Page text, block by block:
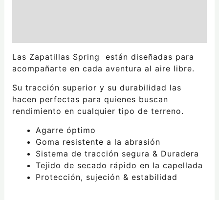
Las Zapatillas Spring están diseñadas para
acompañarte en cada aventura al aire libre.
Su tracción superior y su durabilidad las
hacen perfectas para quienes buscan
rendimiento en cualquier tipo de terreno.
Agarre óptimo
Goma resistente a la abrasión
Sistema de tracción segura & Duradera
Tejido de secado rápido en la capellada
Protección, sujeción & estabilidad